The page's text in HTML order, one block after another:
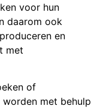
voor hun
daarom ook
en
met
of
met behulp